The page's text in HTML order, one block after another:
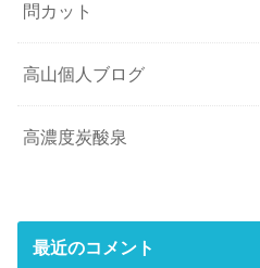
問カット
高山個人ブログ
高濃度炭酸泉
最近のコメント